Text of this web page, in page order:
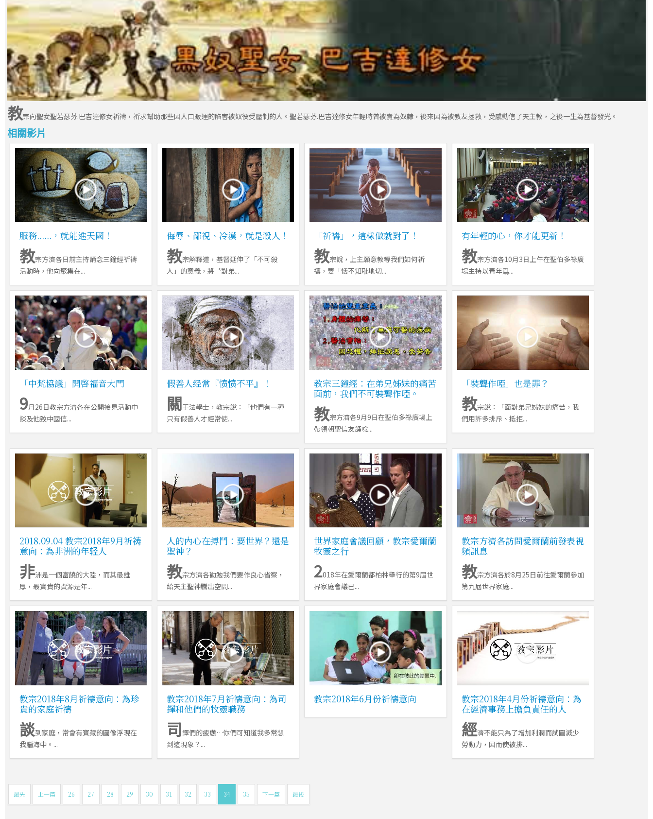
教宗向聖女聖若瑟芬.巴吉達修女祈禱，祈求幫助那些因人口販運的陷害被奴役受壓制的人。聖若瑟芬.巴吉達修女年輕時曾被賣為奴隸，後來因為被教友拯救，受感動信了天主教，之後一生為基督發光。
相關影片
服務......，就能進天國！
教宗方濟各日前主持誦念三鐘經祈禱
活動時，他向聚集在...
侮辱、鄙視、冷漠，就是殺人！
教宗解釋道，基督延伸了「不可殺
人」的意義，將〝對弟...
「祈禱」，這樣做就對了！
教宗說，上主願意教導我們如何祈
禱，要「恬不知耻地切...
有年輕的心，你才能更新！
教宗方濟各10月3日上午在聖伯多祿廣
場主持以青年爲...
「中梵協議」開啓福音大門
9月26日教宗方濟各在公開接見活動中
談及他致中國信...
假善人经常『愤愤不平』！
關于法學士，教宗說：「他們有一種
只有假善人才經常使...
教宗三鐘經：在弟兄姊妹的痛苦
面前，我們不可裝聾作啞。
教宗方濟各9月9日在聖伯多祿廣場上
帶領朝聖信友誦唸...
「裝聾作啞」也是罪？
教宗說：「面對弟兄姊妹的痛苦，我
們用許多排斥、抵拒...
2018.09.04 教宗2018年9月祈祷
意向：為非洲的年轻人
非洲是一個富饒的大陸，而其最雄
厚，最寶貴的資源是年...
人的內心在搏鬥：要世界？還是
聖神？
教宗方濟各勸勉我們要作良心省察，
給天主聖神騰出空間...
世界家庭會議回顧，教宗愛爾蘭
牧靈之行
2018年在愛爾蘭都柏林舉行的第9屆世
界家庭會議已...
教宗方濟各訪問愛爾蘭前發表視
頻訊息
教宗方濟各於8月25日前往愛爾蘭參加
第九屆世界家庭...
教宗2018年8月祈禱意向：為珍
貴的家庭祈禱
談到家庭，常會有寶藏的圖像浮現在
我腦海中。...
教宗2018年7月祈禱意向：為司
鐸和他們的牧靈職務
司鐸們的疲憊…你們可知道我多常想
到這現象？...
教宗2018年6月份祈禱意向
教宗2018年4月份祈禱意向：為
在經濟事務上擔負責任的人
經濟不能只為了增加利潤而試圖減少
勞動力，因而使被排...
最先 上一篇 26 27 28 29 30 31 32 33 34 35 下一篇 最後